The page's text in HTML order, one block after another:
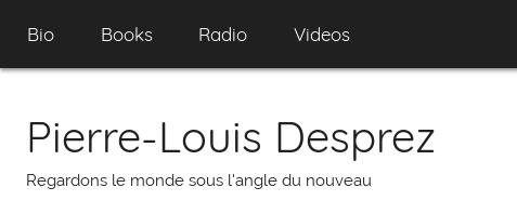
content
Bio Books Radio Videos
Pierre-Louis Desprez
Regardons le monde sous l'angle du nouveau